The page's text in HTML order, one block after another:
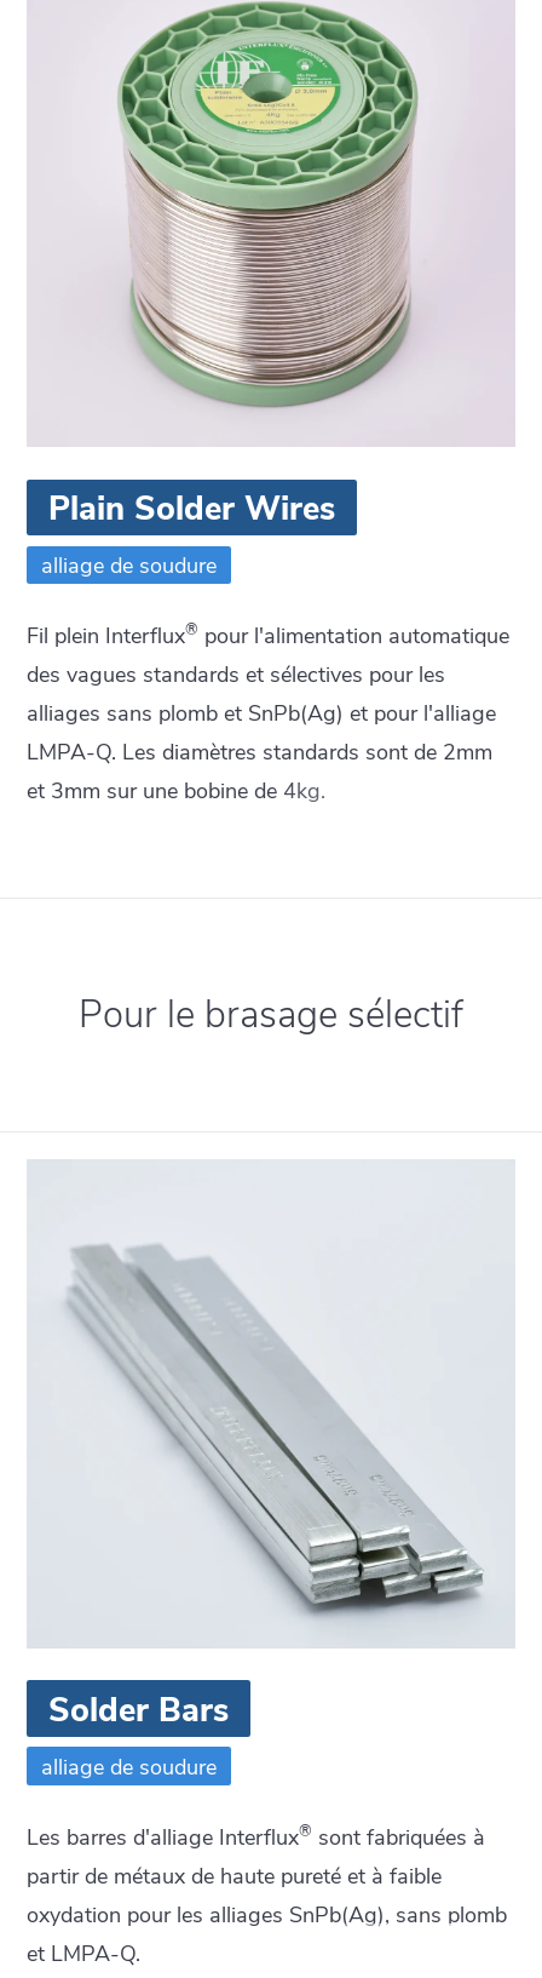
Plain Solder Wires
alliage de soudure
Fil plein Interflux® pour l'alimentation automatique
des vagues standards et sélectives pour les
alliages sans plomb et SnPb(Ag) et pour l'alliage
LMPA-Q. Les diamètres standards sont de 2mm
et 3mm sur une bobine de 4kg.
Pour le brasage sélectif
Solder Bars
alliage de soudure
Les barres d'alliage Interflux® sont fabriquées à
partir de métaux de haute pureté et à faible
oxydation pour les alliages SnPb(Ag), sans plomb
et LMPA-Q.